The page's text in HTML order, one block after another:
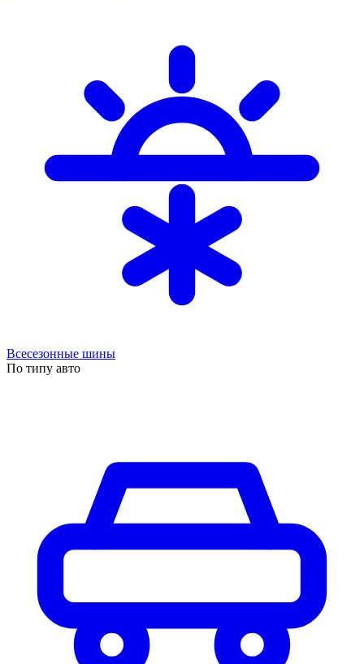
Всесезонные шины
По типу авто